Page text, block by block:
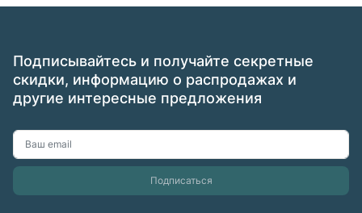
Подписывайтесь и получайте секретные
скидки, информацию о распродажах и
другие интересные предложения